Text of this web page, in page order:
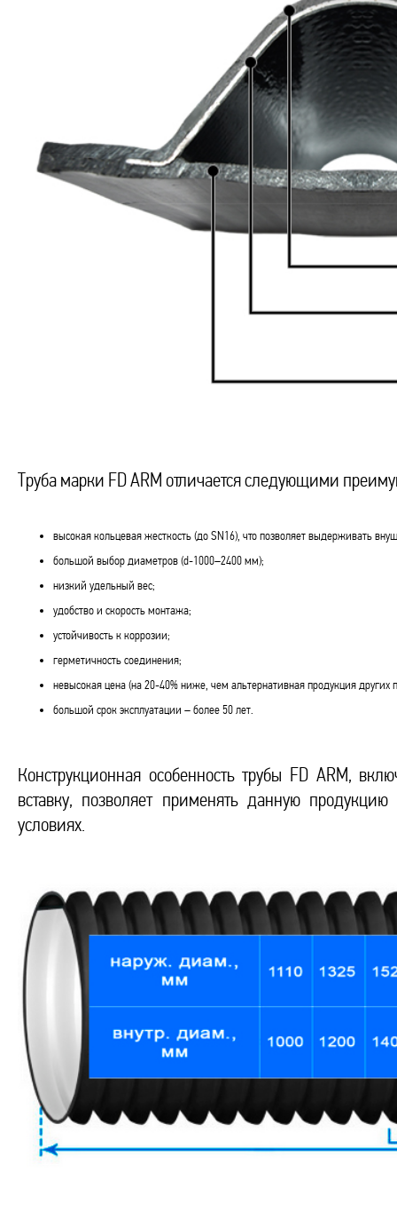
Труба марки FD ARM отличается следующими
высокая кольцевая жесткость (до SN16), что позволяет выдерживать
большой выбор диаметров (d-1000–2400 мм);
низкий удельный вес;
удобство и скорость монтажа;
устойчивость к коррозии;
герметичность соединения;
невысокая цена (на 20-40% ниже, чем альтернативная продукция других
большой срок эксплуатации – более 50 лет.
Конструкционная особенность трубы FD ARM,
вставку, позволяет применять данную
условиях.